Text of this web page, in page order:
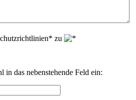
zu
in das nebenstehende Feld ein: